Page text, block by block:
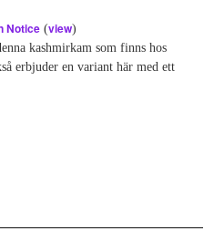
Notice(view)
kashmirkam som finns hos
erbjuder en variant här med ett